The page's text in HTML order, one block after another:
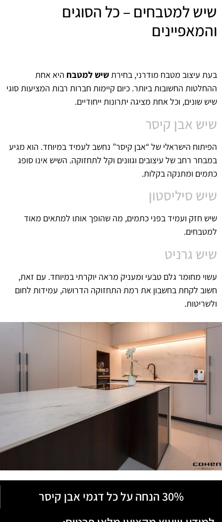
שיש למטבחים – כל הסוגים
והמאפיינים
בעת עיצוב מטבח מודרני, בחירתשיש למטבח היא אחת
ההחלטות החשובות ביותר. כיום קיימות חברות רבות המציעות סוגי
שיש שונים, וכל אחת מציגה יתרונות ייחודיים.
שיש אבן קיסר
הפיתוח הישראלי של “אבן קיסר” נחשב לעמיד במיוחד. הוא מגיע
במבחר רחב של עיצובים וגוונים וקל לתחזוקה. השיש אינו סופג
כתמים ומתנקה בקלות.
שיש סיליסטון
שיש חזק ועמיד בפני כתמים, מה שהופך אותו למתאים מאוד
למטבחים.
שיש גרניט
עשוי מחומר גלם טבעי ומעניק מראה יוקרתי במיוחד. עם זאת,
חשוב לקחת בחשבון את רמת התחזוקה הדרושה, עמידות לחום
ולשריטות.
30% הנחה על כל דגמי אבן קיסר